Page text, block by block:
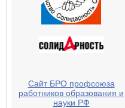
Сайт БРО профсоюза
работников образования и
науки РФ